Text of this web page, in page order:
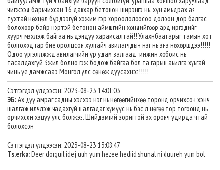
чигжээд барьчихсан 16 давхар бетонон ширэнгэ нь, хүн амьдрах ая
тухтай нөхцөл бүрдээгүй хожим гэр хороололоосоо долоон дор балгас
болохоор байр нэртэй бетонон аймшгийн хөндийгөөр ард иргэдийг
хуурч мэхлэж байгаа нь дэндүү харамсалтай!! Улахнбаатарыг тамын хот
болгоход гар бие оролцсон хулгайч авилагчдын нэг нь энэ нөхөршдээ!!!!!
Одоо үргэллжжд авилагчийн үр удам залгаад гинжин хобоис нь
тасалдахгүй 3жил болно гэж бодож байгаа бол та гарын аьилга хуьгай
чинь үе дамжсаар Монгол улс сөнөж дуусахнээ!!!!!
Сэтгэгдэл үлдээсэн: 2023-08-23 14:01:03
ЭБ:Ах дүү амраг садны хэлхээ нэг нь нөгөөгийнхөө торонд орчихсон хэнч
шалгаж илчлэж чадахгүй шалгадаг хүмүүс нь бас л нөгөө тор тогоонд нь
орчихсон хэцүү улс болжээ. Шийдэмгий зоригтой эх оронч удирдагчтай
болохсон
Сэтгэгдэл үлдээсэн: 2023-08-23 13:08:47
Ts.erka:Deer dorguil idej uuh yum hezee hediid shunal ni duureh yum bol